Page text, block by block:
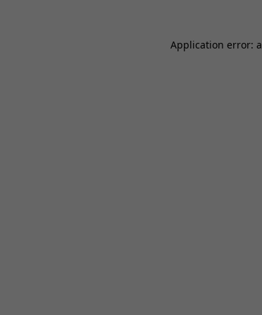
Application error: a